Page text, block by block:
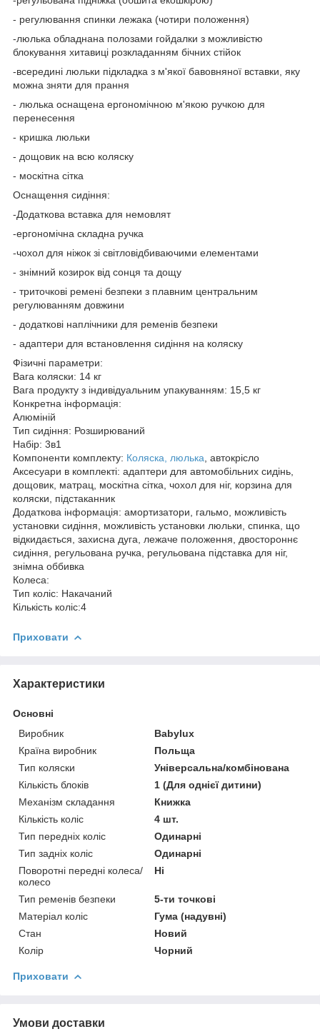
- регулювання спинки лежака (чотири положення)
-люлька обладнана полозами гойдалки з можливістю
блокування хитавиці розкладанням бічних стійок
-всередині люльки підкладка з м'якої бавовняної вставки, яку
можна зняти для прання
- люлька оснащена ергономічною м'якою ручкою для
перенесення
- кришка люльки
- дощовик на всю коляску
- москітна сітка
Оснащення сидіння:
-Додаткова вставка для немовлят
-ергономічна складна ручка
-чохол для ніжок зі світловідбиваючими елементами
- знімний козирок від сонця та дощу
- триточкові ремені безпеки з плавним центральним
регулюванням довжини
- додаткові наплічники для ременів безпеки
- адаптери для встановлення сидіння на коляску
Фізичні параметри:
Вага коляски: 14 кг
Вага продукту з індивідуальним упакуванням: 15,5 кг
Конкретна інформація:
Алюміній
Тип сидіння: Розширюваний
Набір: 3в1
Компоненти комплекту: Коляска, люлька , автокрісло
Аксесуари в комплекті: адаптери для автомобільних сидінь,
дощовик, матрац, москітна сітка, чохол для ніг, корзина для
коляски, підстаканник
Додаткова інформація: амортизатори, гальмо, можливість
установки сидіння, можливість установки люльки, спинка, що
відкидається, захисна дуга, лежаче положення, двостороннє
сидіння, регульована ручка, регульована підставка для ніг,
знімна оббивка
Колеса:
Тип коліс: Накачаний
Кількість коліс:4
Приховати
Характеристики
Основні
Виробник
Babylux
Країна виробник
Польща
Тип коляски
Універсальна/комбінована
Кількість блоків
1 (Для однієї дитини)
Механізм складання
Книжка
Кількість коліс
4 шт.
Тип передніх коліс
Одинарні
Тип задніх коліс
Одинарні
Поворотні передні колеса/
колесо
Ні
Тип ременів безпеки
5-ти точкові
Матеріал коліс
Гума (надувні)
Стан
Новий
Колір
Чорний
Приховати
Умови доставки